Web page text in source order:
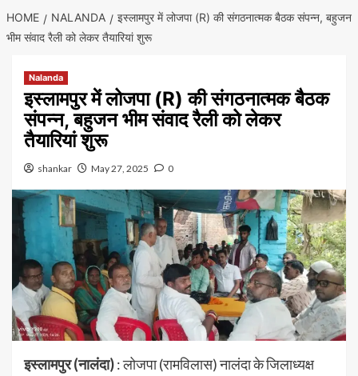
HOME NALANDA
इस्लामपुर में लोजपा (R) की संगठनात्मक बैठक संपन्न, बहुजन
भीम संवाद रैली को लेकर तैयारियां शुरू
Nalanda
इस्लामपुर में लोजपा (R) की संगठनात्मक बैठक
संपन्न, बहुजन भीम संवाद रैली को लेकर
तैयारियां शुरू
shankar May 27, 2025 0
इस्लामपुर (नालंदा): लोजपा (रामविलास) नालंदा के जिलाध्यक्ष